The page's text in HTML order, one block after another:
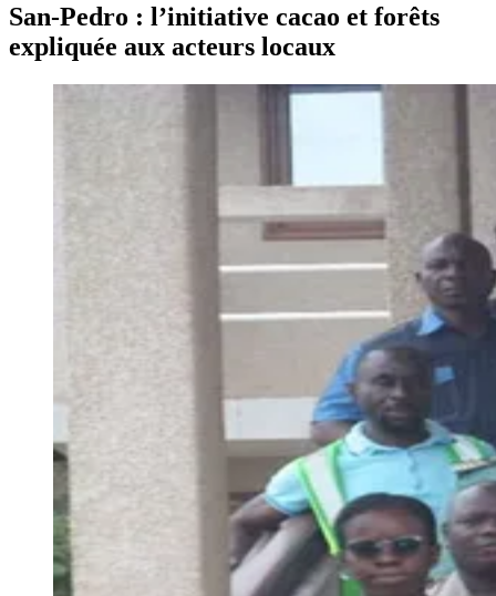
San-Pedro : l’initiative cacao et forêts
expliquée aux acteurs locaux